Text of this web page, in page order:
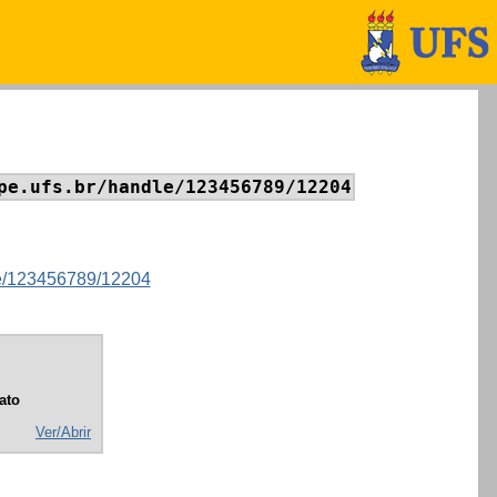
handle/123456789/12204
123456789/12204
Ver/Abrir